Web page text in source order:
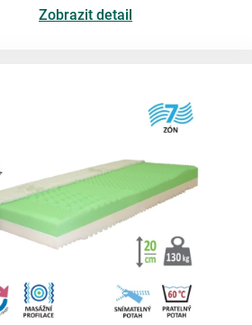
Zobrazit detail